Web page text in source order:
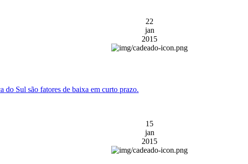
22
jan
2015
Sul são fatores de baixa em curto prazo.
15
jan
2015